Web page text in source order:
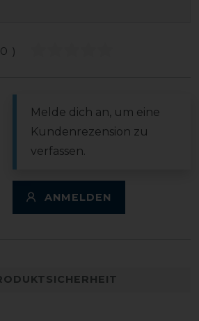
Melde dich an, um eine
Kundenrezension zu
verfassen.
ANMELDEN